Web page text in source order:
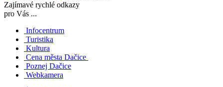
Zajímavé rychlé odkazy
pro Vás ...
Infocentrum
Turistika
Kultura
Cena města Dačice
Poznej Dačice
Webkamera